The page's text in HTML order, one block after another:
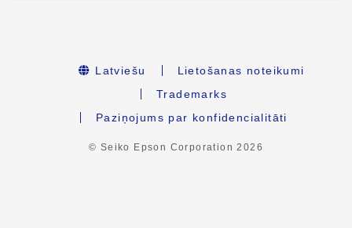
Latviešu
Lietošanas noteikumi
Trademarks
Paziņojums par konfidencialitāti
© Seiko Epson Corporation2026